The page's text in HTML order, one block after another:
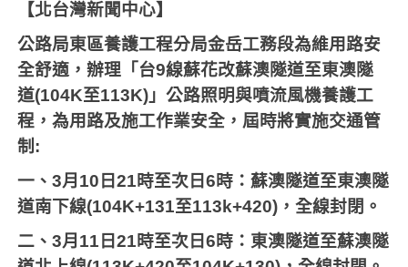
【北台灣新聞中心】
公路局東區養護工程分局金岳工務段為維用路安
全舒適，辦理「台9線蘇花改蘇澳隧道至東澳隧
道(104K至113K) 」公路照明與噴流風機養護工
程，為用路及施工作業安全，屆時將實施交通管
制 :
一、3月 10 日21時至次日6時：蘇澳隧道至東澳隧
道南下線(104K+131至113k+420) ，全線封閉。
二、3月 11 日21時至次日6時：東澳隧道至蘇澳隧